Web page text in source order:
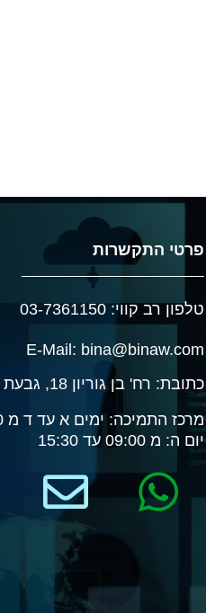
פרטי התקשרות
טלפון רב קווי: 03-7361150
E-Mail: bina@binaw.com
כתובת: רח' בן גוריון 18, גבעת שמואל 5401783
מרכז התמיכה: ימים א עד ד מ 09:00 עד 17:00
יום ה: מ 09:00 עד 15:30